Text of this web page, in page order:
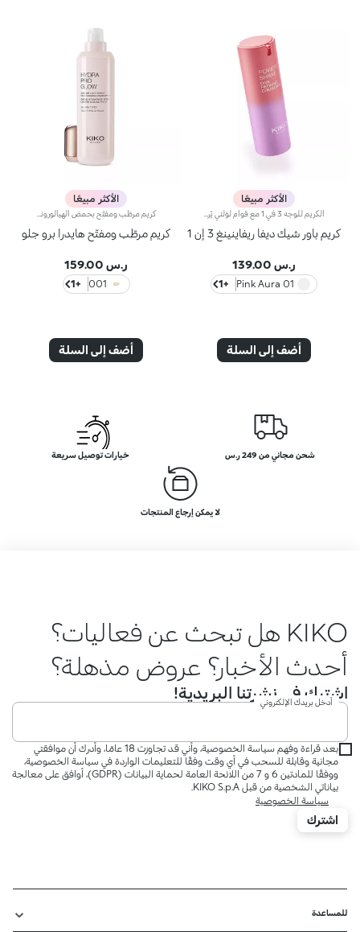
الأكثر مبيعًا
كريم باور شيك ديفا ريفاينينغ 3 إن 1
ر.س 139.00
01 Pink Aura
+1
أضف إلى السلة
الأكثر مبيعًا
كريم مرطّب ومفتّح هايدرا برو جلو
ر.س 159.00
001
+1
أضف إلى السلة
شحن مجاني من 249 ر.س خيارات توصيل سريعة
لا يمكن إرجاع المنتجات
KIKO هل تبحث عن فعاليات؟
أحدث الأخبار؟ عروض مذهلة؟
اشترك في نشرتنا البريدية!
أدخل بريدك الإلكتروني
بعد قراءة وفهم سياسة الخصوصية، وأني قد تجاوزت 18 عامًا، وأدرك أن موافقتي
مجانية وقابلة للسحب في أي وقت وفقًا للتعليمات الواردة في سياسة الخصوصية،
ووفقًا للمادتين 6 و 7 من اللائحة العامة لحماية البيانات (GDPR)، أوافق على معالجة
بياناتي الشخصية من قبل KIKO S.p.A.
سياسة الخصوصية
اشترك
للمساعدة